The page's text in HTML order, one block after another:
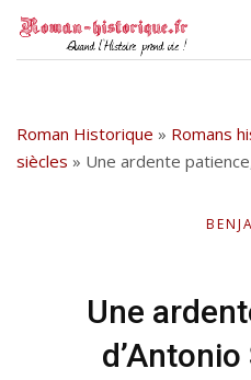
Roman Historique » Romans
siècles » Une ardente
Une